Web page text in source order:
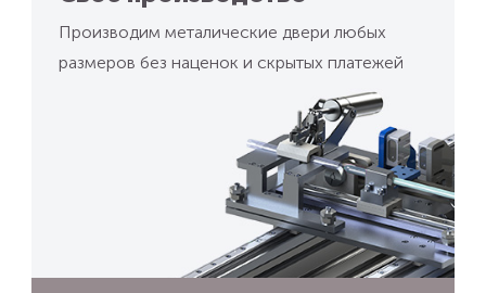
Производим металические двери любых
размеров без наценок и скрытых платежей